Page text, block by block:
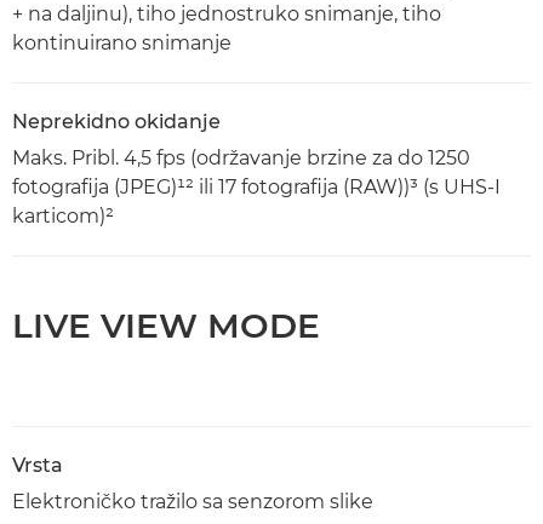
+ na daljinu), tiho jednostruko snimanje, tiho
kontinuirano snimanje
Neprekidno okidanje
Maks. Pribl. 4,5 fps (održavanje brzine za do 1250
fotografija (JPEG)¹² ili 17 fotografija (RAW))³ (s UHS-I
karticom)²
LIVE VIEW MODE
Vrsta
Elektroničko tražilo sa senzorom slike